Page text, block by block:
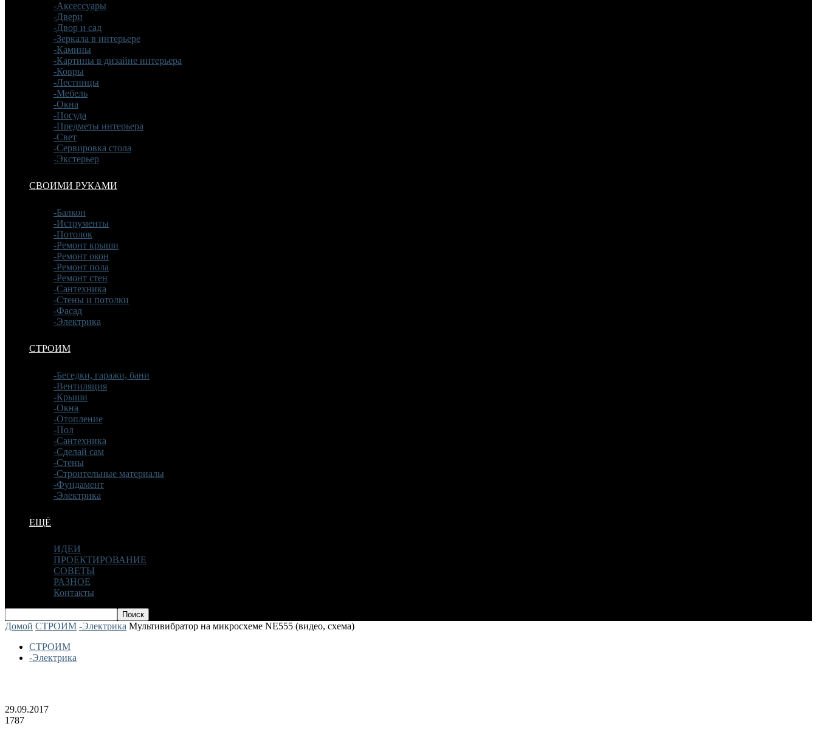
-Аксессуары
-Двери
-Двор и сад
-Зеркала в интерьере
-Камины
-Картины в дизайне интерьера
-Ковры
-Лестницы
-Мебель
-Окна
-Посуда
-Предметы интерьера
-Свет
-Сервировка стола
-Экстерьер
СВОИМИ РУКАМИ
-Балкон
-Иструменты
-Потолок
-Ремонт крыши
-Ремонт окон
-Ремонт пола
-Ремонт стен
-Сантехника
-Стены и потолки
-Фасад
-Электрика
СТРОИМ
-Беседки, гаражи, бани
-Вентиляция
-Крыши
-Окна
-Отопление
-Пол
-Сантехника
-Сделай сам
-Стены
-Строительные материалы
-Фундамент
-Электрика
ЕЩЁ
ИДЕИ
ПРОЕКТИРОВАНИЕ
СОВЕТЫ
РАЗНОЕ
Контакты
Домой СТРОИМ -Электрика Мультивибратор на микросхеме NE555 (видео, схема)
СТРОИМ
-Электрика
29.09.2017
1787